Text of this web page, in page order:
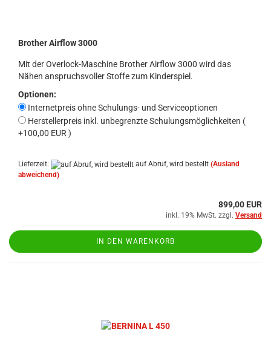
Brother Airflow 3000
Mit der Overlock-Maschine Brother Airflow 3000 wird das
Nähen anspruchsvoller Stoffe zum Kinderspiel.
Optionen:
Internetpreis ohne Schulungs- und Serviceoptionen
Herstellerpreis inkl. unbegrenzte Schulungsmöglichkeiten (
+100,00 EUR )
Lieferzeit: auf Abruf, wird bestellt (Ausland
abweichend)
899,00 EUR
inkl. 19% MwSt. zzgl. Versand
IN DEN WARENKORB